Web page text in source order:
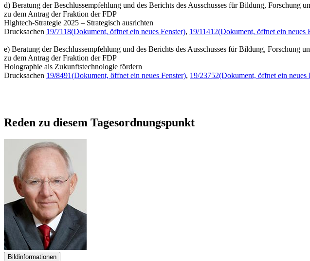
d) Beratung der Beschlussempfehlung und des Berichts des Ausschusses für Bildung, Forschung
zu dem Antrag der Fraktion der FDP
Hightech-Strategie 2025 – Strategisch ausrichten
Drucksachen 19/7118(Dokument, öffnet ein neues Fenster), 19/11412(Dokument, öffnet ein neues
e) Beratung der Beschlussempfehlung und des Berichts des Ausschusses für Bildung, Forschung
zu dem Antrag der Fraktion der FDP
Holographie als Zukunftstechnologie fördern
Drucksachen 19/8491(Dokument, öffnet ein neues Fenster), 19/23752(Dokument, öffnet ein neues
Reden zu diesem Tagesordnungspunkt
Bildinformationen